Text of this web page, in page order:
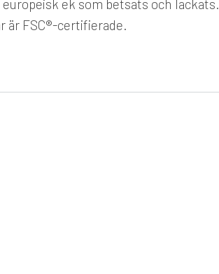
ek som betsats och lackats.
är FSC®-certifierade.